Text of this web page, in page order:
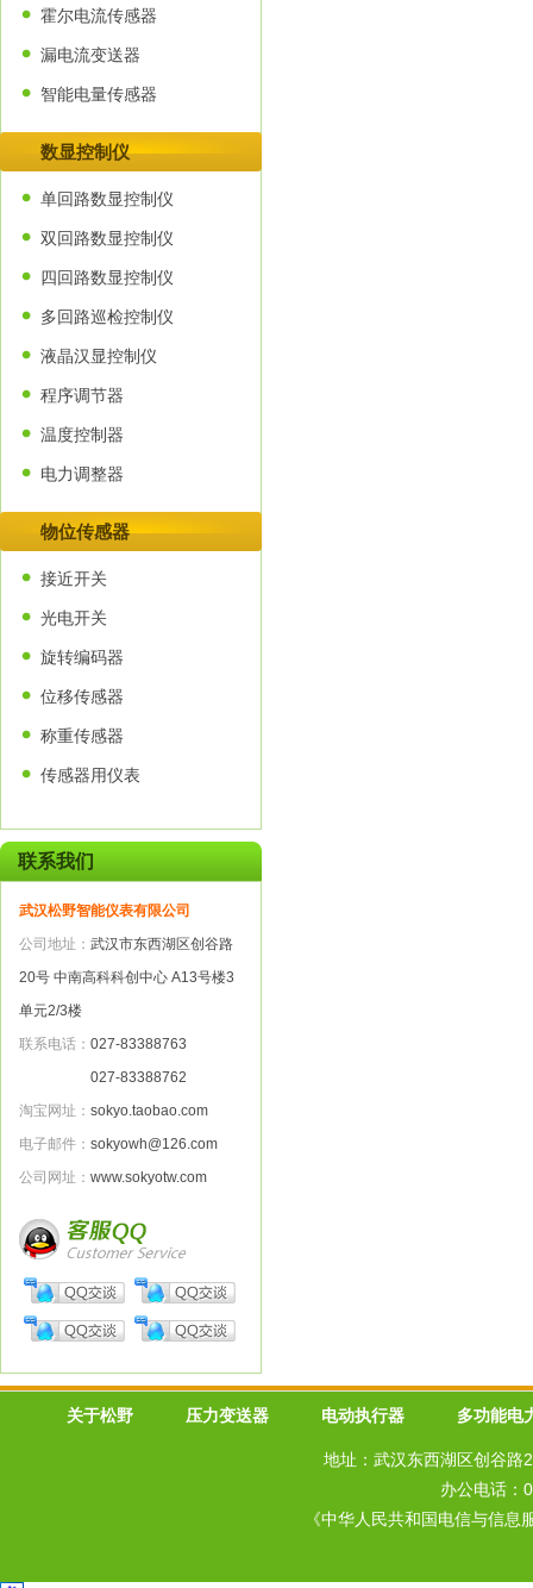
霍尔电流传感器
漏电流变送器
智能电量传感器
数显控制仪
单回路数显控制仪
双回路数显控制仪
四回路数显控制仪
多回路巡检控制仪
液晶汉显控制仪
程序调节器
温度控制器
电力调整器
物位传感器
接近开关
光电开关
旋转编码器
位移传感器
称重传感器
传感器用仪表
联系我们
武汉松野智能仪表有限公司
公司地址： 武汉市东西湖区创谷路
20号 中南高科科创中心 A13号楼3
单元2/3楼
联系电话： 027-83388763
027-83388762
淘宝网址： sokyo.taobao.com
电子邮件： sokyowh@126.com
公司网址： www.sokyotw.com
关于松野 压力变送器 电动执行器 多功能电
地址：武汉东西湖区创谷路
办公电话：
《中华人民共和国电信与信